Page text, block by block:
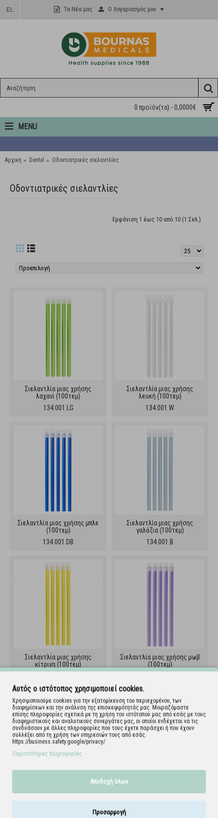
EL Τα Νέα μας Ο Λογαριασμός μου
0 προϊόν(τα) - 0,0000€
MENU
Αρχική Dental Οδοντιατρικές σιελαντλίες
Οδοντιατρικές σιελαντλίες
Εμφάνιση 1 έως 10 από 10 (1 Σελ.)
Σιελαντλία μιας χρήσης
λαχανί (100τεμ)
134.001.LG
Σιελαντλία μιας χρήσης
λευκή (100τεμ)
134.001.W
Σιελαντλία μιας χρήσης μπλε
(100τεμ)
134.001.DB
Σιελαντλία μιας χρήσης
γαλάζια (100τεμ)
134.001.B
Σιελαντλία μιας χρήσης
κίτρινη (100τεμ)
Σιελαντλία μιας χρήσης μωβ
(100τεμ)
Αυτός ο ιστότοπος χρησιμοποιεί cookies.
Χρησιμοποιούμε cookies για την εξατομίκευση του περιεχομένου, των
διαφημίσεων και την ανάλυση της επισκεψιμότητάς μας. Μοιραζόμαστε
επίσης πληροφορίες σχετικά με τη χρήση του ιστότοπού μας από εσάς με τους
διαφημιστικούς και αναλυτικούς συνεργάτες μας, οι οποίοι ενδέχεται να τις
συνδυάσουν με άλλες πληροφορίες που τους έχετε παράσχει ή που έχουν
συλλέξει από τη χρήση των υπηρεσιών τους από εσάς.
https://business.safety.google/privacy/
Περισσότερες πληροφορίες
Αποδοχή όλων
Προσαρμογή